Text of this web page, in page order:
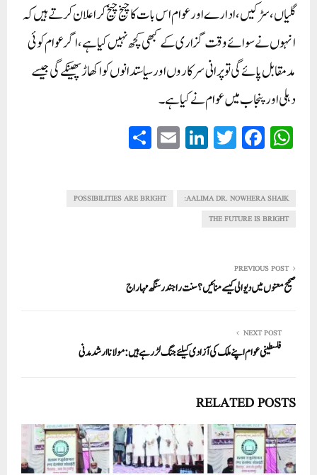
گلیاں، سڑکیں ، ادارے اور عوام اس بات کا چیخ چیخ کر اعلان کرتے ہیں کہ
انہوں نے سوائے وقت گزاری کے کبھی کچھ نہیں کیا ہے، اگر عوام کوئی
مد مقابل پائے گی تو پرانی سرکاروں اور سیاستدانوں کو اکھاڑ پھینکے گی جیسے
دہلی اور پنجاب میں عوام نے کیا ہے۔
W
A
pp
Fa
ok
T
r
Li
In
E
AALIMA DR. NOWHERA SHAIK:
POSSIBILITIES ARE BRIGHT
THE FUTURE IS BRIGHT
PREVIOUS POST
صحیح معنوں میں دیوالی کیسے منائیں؟ سنت راجندر سنگھ مہاراج
NEXT POST
فلسطینی عوام اپنے ملک کی آزادی کیلئے جنگ لڑرہے ہیں: مولانا ارشد مدنی
RELATED POSTS